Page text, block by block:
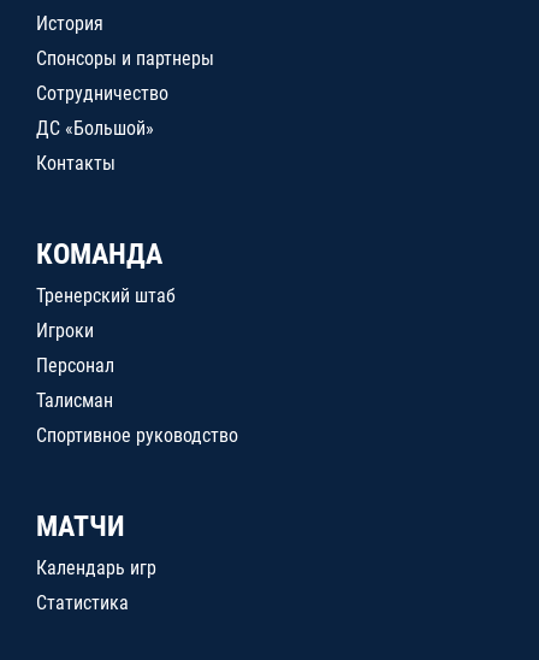
История
Спонсоры и партнеры
Сотрудничество
ДС «Большой»
Контакты
КОМАНДА
Тренерский штаб
Игроки
Персонал
Талисман
Спортивное руководство
МАТЧИ
Календарь игр
Статистика